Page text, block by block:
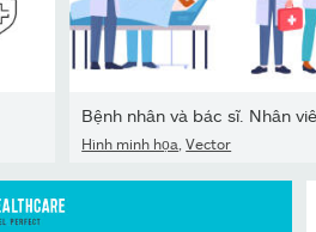
Bệnh nhân và bác sĩ. Nhân
Hình minh họa ,Vector